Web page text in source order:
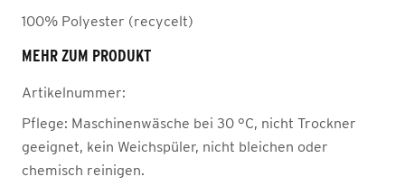
100% Polyester (recycelt)
MEHR ZUM PRODUKT
Artikelnummer:
Pflege: Maschinenwäsche bei 30 °C, nicht Trockner
geeignet, kein Weichspüler, nicht bleichen oder
chemisch reinigen.